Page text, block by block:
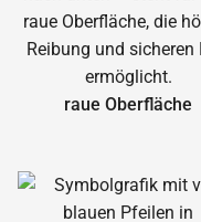
raue Oberfläche